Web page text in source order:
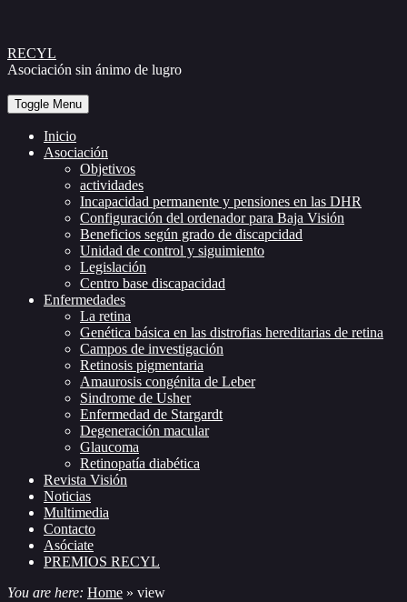
Skip
to
RECYL
Asociación sin ánimo de lugro
Toggle Menu
Inicio
Asociación
Objetivos
actividades
Incapacidad permanente y pensiones en las DHR
Configuración del ordenador para Baja Visión
Beneficios según grado de discapcidad
Unidad de control y siguimiento
Legislación
Centro base discapacidad
Enfermedades
La retina
Genética básica en las distrofias hereditarias de retina
Campos de investigación
Retinosis pigmentaria
Amaurosis congénita de Leber
Sindrome de Usher
Enfermedad de Stargardt
Degeneración macular
Glaucoma
Retinopatía diabética
Revista Visión
Noticias
Multimedia
Contacto
Asóciate
PREMIOS RECYL
You are here: Home » view